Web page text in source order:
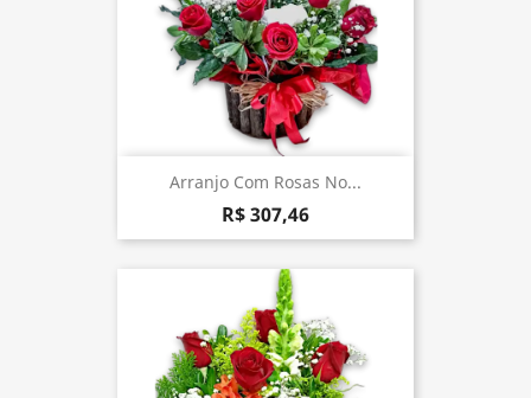
Arranjo Com Rosas No...
R$ 307,46